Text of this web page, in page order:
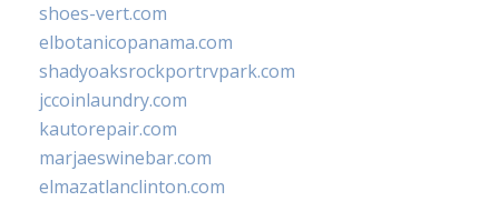
shoes-vert.com
elbotanicopanama.com
shadyoaksrockportrvpark.com
jccoinlaundry.com
kautorepair.com
marjaeswinebar.com
elmazatlanclinton.com